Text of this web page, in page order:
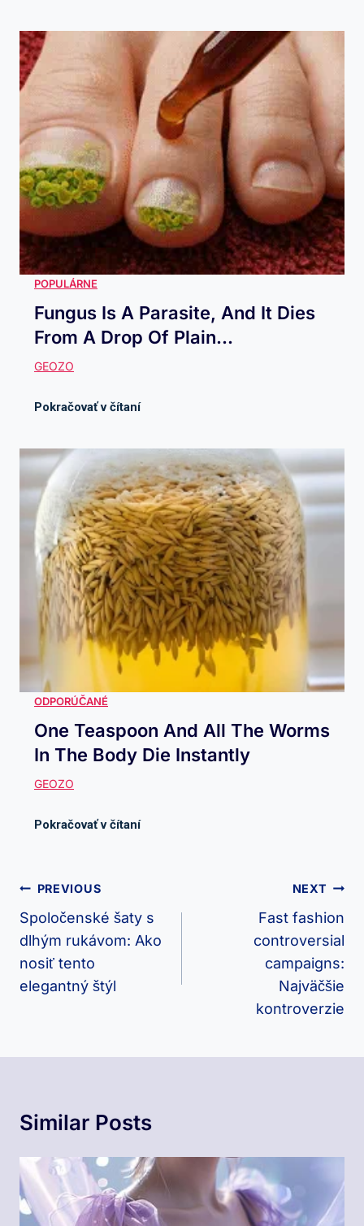
Fungus Is A Parasite, And It Dies
From A Drop Of Plain...
One Teaspoon And All The Worms
In The Body Die Instantly
Navigácia
V
Článku
PREVIOUS
Spoločenské šaty s
dlhým rukávom: Ako
nosiť tento
elegantný štýl
NEXT
Fast fashion
controversial
campaigns:
Najväčšie
kontroverzie
Similar Posts